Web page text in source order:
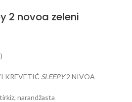
2 novoa zeleni
KREVETIĆ SLEEPY2 NIVOA
narandžasta